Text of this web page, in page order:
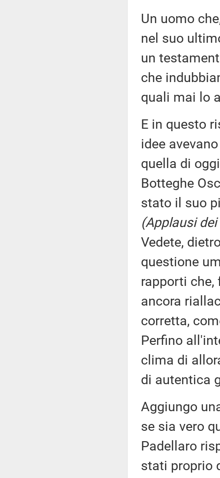
Un uomo
nel suo
un
che
quali mai lo
E in questo
idee
quella di
Botteghe
stato il suo
(Applausi
Vedete,
questione
rapporti che,
ancora
corretta,
Perfino
clima di
di autentica
Aggiungo
se sia vero
Padellaro
stati proprio